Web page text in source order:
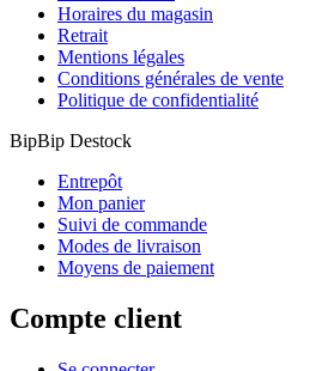
Horaires du magasin
Retrait
Mentions légales
Conditions générales de vente
Politique de confidentialité
BipBip Destock
Entrepôt
Mon panier
Suivi de commande
Modes de livraison
Moyens de paiement
Compte client